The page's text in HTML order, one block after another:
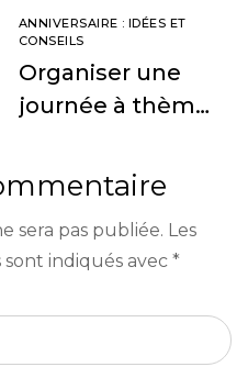
ANNIVERSAIRE : IDÉES ET
CONSEILS
Organiser une
journée à thème
toute la famille
sera pas publiée. Les
indiqués avec *